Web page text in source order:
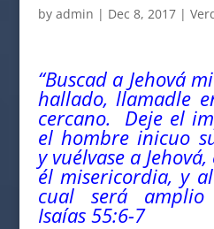
by admin | Dec 8, 2017|
“Buscad a Jehová
hallado, llamadle
cercano. Deje el
el hombre inicuo
y vuélvase a
él misericordia, y
cual será amplio
Isaías 55:6-7